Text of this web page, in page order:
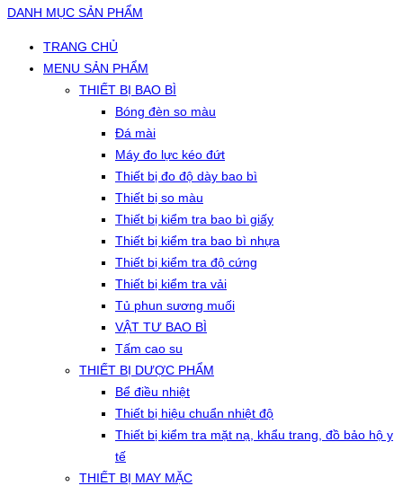
DANH MỤC SẢN PHẨM
TRANG CHỦ
MENU SẢN PHẨM
THIẾT BỊ BAO BÌ
Bóng đèn so màu
Đá mài
Máy đo lực kéo đứt
Thiết bị đo độ dày bao bì
Thiết bị so màu
Thiết bị kiểm tra bao bì giấy
Thiết bị kiểm tra bao bì nhựa
Thiết bị kiểm tra độ cứng
Thiết bị kiểm tra vải
Tủ phun sương muối
VẬT TƯ BAO BÌ
Tấm cao su
THIẾT BỊ DƯỢC PHẨM
Bể điều nhiệt
Thiết bị hiệu chuẩn nhiệt độ
Thiết bị kiểm tra mặt nạ, khẩu trang, đồ bảo hộ y
tế
THIẾT BỊ MAY MẶC